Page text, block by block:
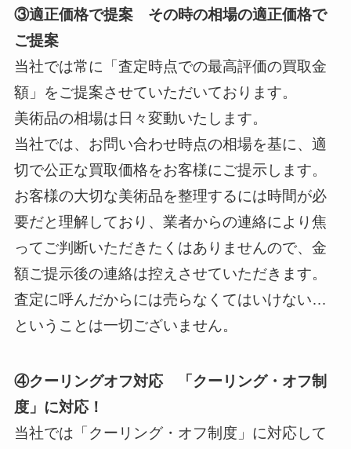
③適正価格で提案 その時の相場の適正価格で
ご提案
当社では常に「査定時点での最高評価の買取金
額」をご提案させていただいております。
美術品の相場は日々変動いたします。
当社では、お問い合わせ時点の相場を基に、適
切で公正な買取価格をお客様にご提示します。
お客様の大切な美術品を整理するには時間が必
要だと理解しており、業者からの連絡により焦
ってご判断いただきたくはありませんので、金
額ご提示後の連絡は控えさせていただきます。
査定に呼んだからには売らなくてはいけない…
ということは一切ございません。
④クーリングオフ対応 「クーリング・オフ制
度」に対応！
当社では「クーリング・オフ制度」に対応して